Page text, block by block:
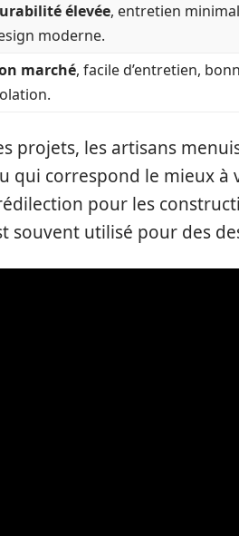
élevée, entretien
moderne.
marché, facile d’entretien,
projets, les artisans
qui correspond le mieux à
pour les
souvent utilisé pour des